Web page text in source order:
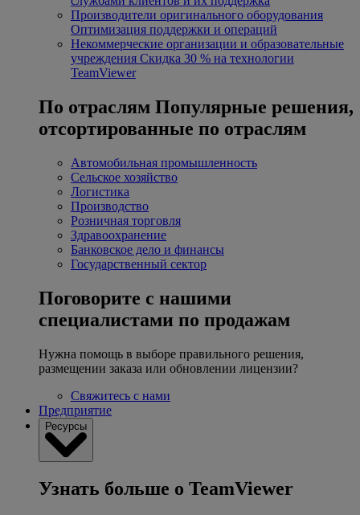
Производители оригинального оборудования
Оптимизация поддержки и операций
Некоммерческие организации и образовательные
учреждения Скидка 30 % на технологии
TeamViewer
По отраслям Популярные решения,
отсортированные по отраслям
Автомобильная промышленность
Сельское хозяйство
Логистика
Производство
Розничная торговля
Здравоохранение
Банковское дело и финансы
Государственный сектор
Поговорите с нашими
специалистами по продажам
Нужна помощь в выборе правильного решения,
размещении заказа или обновлении лицензии?
Свяжитесь с нами
Предприятие
Ресурсы
Узнать больше о TeamViewer